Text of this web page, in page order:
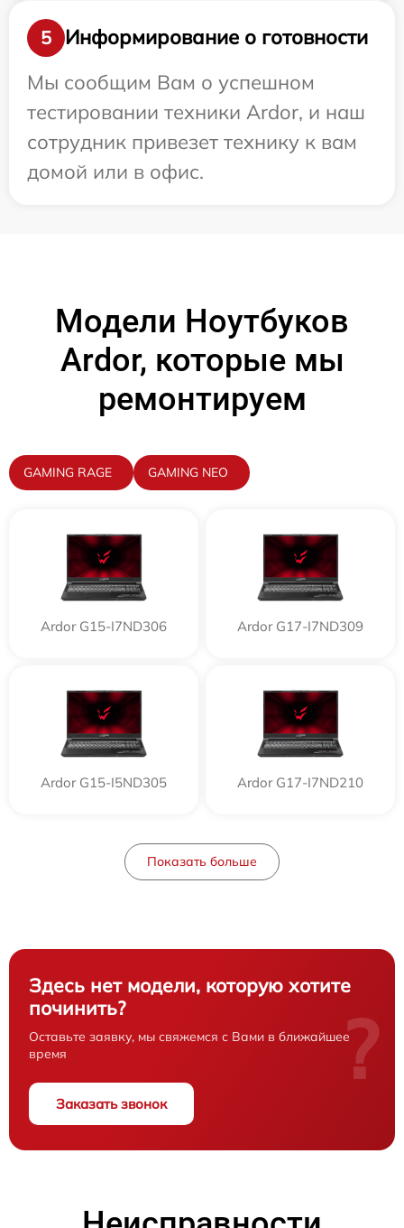
5
Информирование о готовности
Мы сообщим Вам о успешном
тестировании техники Ardor, и наш
сотрудник привезет технику к вам
домой или в офис.
Модели Ноутбуков
Ardor, которые мы
ремонтируем
GAMING RAGE GAMING NEO
Ardor G15-I7ND306 Ardor G17-I7ND309
Ardor G15-I5ND305 Ardor G17-I7ND210
Показать больше
Здесь нет модели, которую хотите
починить?
Оставьте заявку, мы свяжемся с Вами в ближайшее
время
Заказать звонок
?